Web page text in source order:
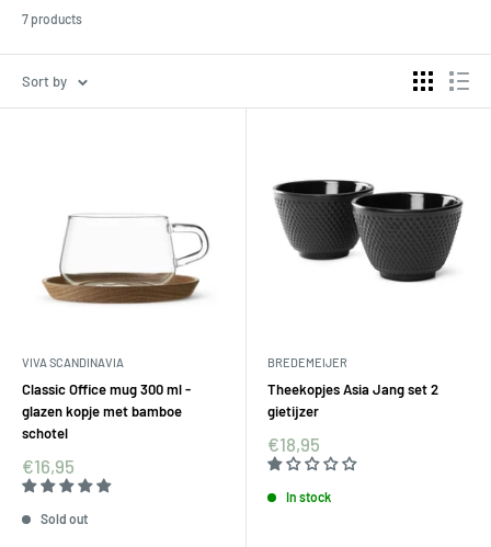
7 products
Sort by
VIVA SCANDINAVIA
Classic Office mug 300 ml -
glazen kopje met bamboe
schotel
€16,95
Sold out
BREDEMEIJER
Theekopjes Asia Jang set 2
gietijzer
€18,95
In stock